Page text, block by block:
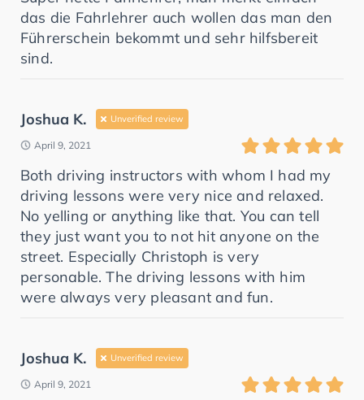
das die Fahrlehrer auch wollen das man den
Führerschein bekommt und sehr hilfsbereit
sind.
Joshua K. Unverified review
April 9, 2021
Both driving instructors with whom I had my
driving lessons were very nice and relaxed.
No yelling or anything like that. You can tell
they just want you to not hit anyone on the
street. Especially Christoph is very
personable. The driving lessons with him
were always very pleasant and fun.
Joshua K. Unverified review
April 9, 2021